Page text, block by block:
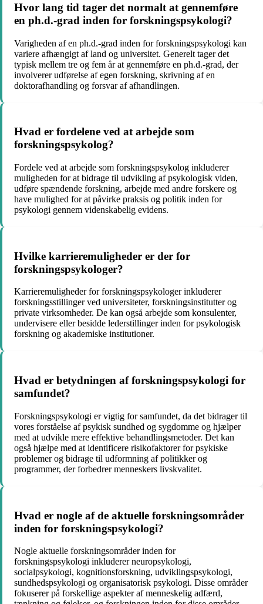
Hvor lang tid tager det normalt at gennemføre
en ph.d.-grad inden for forskningspsykologi?
Varigheden af en ph.d.-grad inden for forskningspsykologi kan
variere afhængigt af land og universitet. Generelt tager det
typisk mellem tre og fem år at gennemføre en ph.d.-grad, der
involverer udførelse af egen forskning, skrivning af en
doktorafhandling og forsvar af afhandlingen.
Hvad er fordelene ved at arbejde som
forskningspsykolog?
Fordele ved at arbejde som forskningspsykolog inkluderer
muligheden for at bidrage til udvikling af psykologisk viden,
udføre spændende forskning, arbejde med andre forskere og
have mulighed for at påvirke praksis og politik inden for
psykologi gennem videnskabelig evidens.
Hvilke karrieremuligheder er der for
forskningspsykologer?
Karrieremuligheder for forskningspsykologer inkluderer
forskningsstillinger ved universiteter, forskningsinstitutter og
private virksomheder. De kan også arbejde som konsulenter,
undervisere eller besidde lederstillinger inden for psykologisk
forskning og akademiske institutioner.
Hvad er betydningen af ​​forskningspsykologi for
samfundet?
Forskningspsykologi er vigtig for samfundet, da det bidrager til
vores forståelse af psykisk sundhed og sygdomme og hjælper
med at udvikle mere effektive behandlingsmetoder. Det kan
også hjælpe med at identificere risikofaktorer for psykiske
problemer og bidrage til udformning af politikker og
programmer, der forbedrer menneskers livskvalitet.
Hvad er nogle af de aktuelle forskningsområder
inden for forskningspsykologi?
Nogle aktuelle forskningsområder inden for
forskningspsykologi inkluderer neuropsykologi,
socialpsykologi, kognitionsforskning, udviklingspsykologi,
sundhedspsykologi og organisatorisk psykologi. Disse områder
fokuserer på forskellige aspekter af menneskelig adfærd,